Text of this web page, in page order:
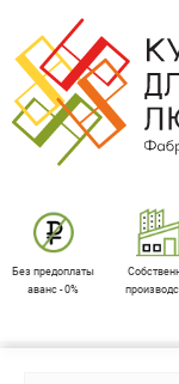
Без предоплаты
аванс - 0%